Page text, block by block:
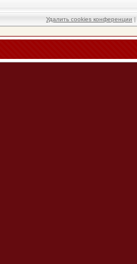
Удалить cookies конференции |